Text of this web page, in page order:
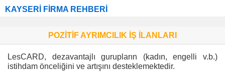
KAYSERİ FİRMA REHBERİ
POZİTİF AYRIMCILIK İŞ İLANLARI
LesCARD, dezavantajlı gurupların (kadın, engelli v.b.)
istihdam önceliğini ve artışını desteklemektedir.